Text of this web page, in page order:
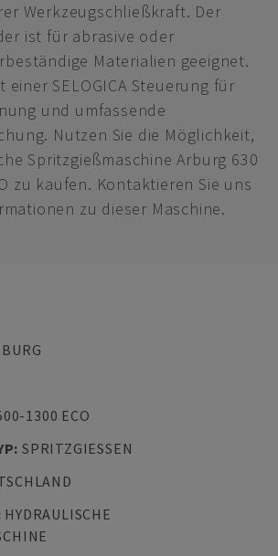
Werkzeugschließkraft. Der
ist für abrasive oder
Materialien geeignet.
SELOGICA Steuerung für
und umfassende
Nutzen Sie die Möglichkeit,
Spritzgießmaschine Arburg 630
zu kaufen. Kontaktieren Sie uns
zu dieser Maschine.
1300 ECO
: SPRITZGIESSEN
HYDRAULISCHE